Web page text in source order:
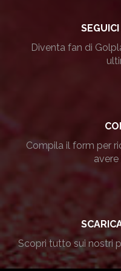
Diventa fan di
Compila il form per
Scopri tutto sui nostri